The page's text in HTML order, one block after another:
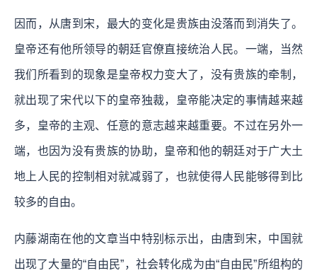
因而， 从唐到宋，最大的变化是贵族由没落而到消失了。
皇帝还有他所领导的朝廷官僚直接统治人民。一端，当然
我们所看到的现象是皇帝权力变大了，没有贵族的牵制，
就出现了宋代以下的皇帝独裁，皇帝能决定的事情越来越
多，皇帝的主观、任意的意志越来越重要。不过在另外一
端，也因为没有贵族的协助，皇帝和他的朝廷对于广大土
地上人民的控制相对就减弱了，也就使得人民能够得到比
较多的自由。
内藤湖南在他的文章当中特别标示出， 由唐到宋，中国就
出现了大量的“自由民”，社会转化成为由“自由民”所组构的